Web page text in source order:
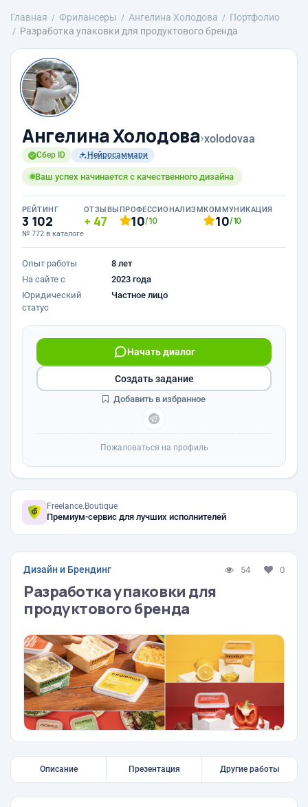
Главная Фрилансеры Ангелина Холодова
Портфолио
Разработка упаковки для продуктового бренда
Ангелина Холодова›xolodovaa
Сбер ID Нейросаммари
Ваш успех начинается с качественного дизайна
РЕЙТИНГ
3 102
№ 772 в каталоге
ОТЗЫВЫ
47
ПРОФЕССИОНАЛИЗМ
10/10
КОММУНИКАЦИЯ
10/10
Опыт работы
8 лет
На сайте с
2023 года
Юридический
статус
Частное лицо
Начать диалог
Создать задание
Добавить в избранное
Пожаловаться на профиль
Freelance.Boutique
Премиум-сервис для лучших исполнителей
Дизайн и Брендинг 54 0
Разработка упаковки для
продуктового бренда
Описание Презентация Другие работы